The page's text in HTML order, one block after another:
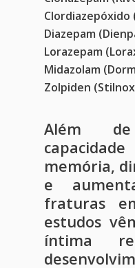
Clordiazepóxido
Diazepam
Lorazepam
Midazolam
Zolpiden
Além
memória,
e
fraturas
estudos
íntima